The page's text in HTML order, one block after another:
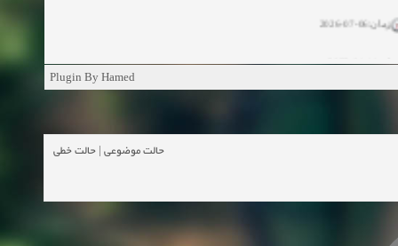
Plugin By Hamed
حالت موضوعی حالت خطی